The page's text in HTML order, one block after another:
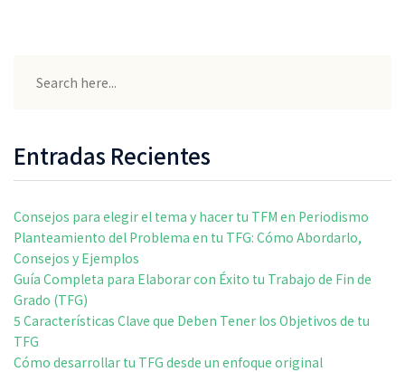
Entradas Recientes
Consejos para elegir el tema y hacer tu TFM en Periodismo
Planteamiento del Problema en tu TFG: Cómo Abordarlo,
Consejos y Ejemplos
Guía Completa para Elaborar con Éxito tu Trabajo de Fin de
Grado (TFG)
5 Características Clave que Deben Tener los Objetivos de tu
TFG
Cómo desarrollar tu TFG desde un enfoque original